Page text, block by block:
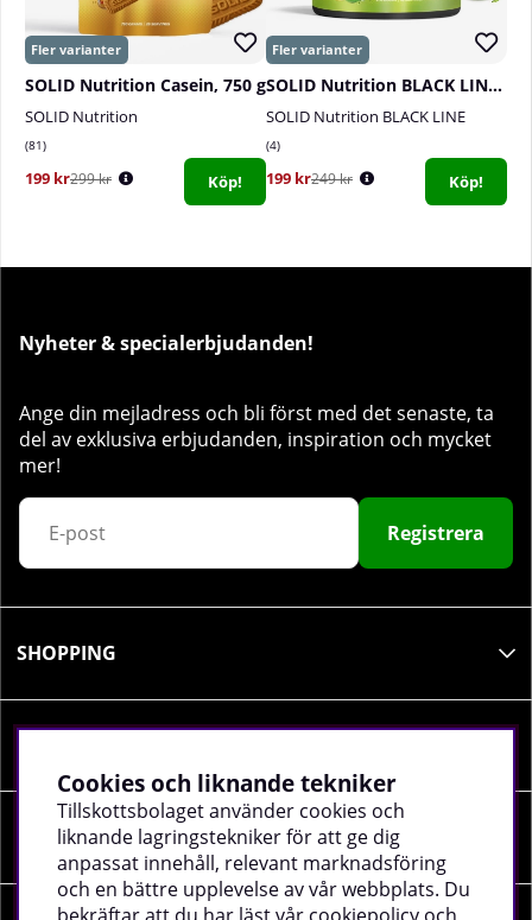
SOLID Nutrition Casein, 750 g
SOLID Nutrition
81
199 kr299 kr Köp!
SOLID Nutrition BLACK LINE Rehydrate, 270 g
SOLID Nutrition BLACK LINE
4
199 kr249 kr Köp!
Nyheter & specialerbjudanden!
Ange din mejladress och bli först med det senaste, ta
del av exklusiva erbjudanden, inspiration och mycket
mer!
Registrera
SHOPPING
SOCIALA MEDIER
Cookies och liknande tekniker
Tillskottsbolaget använder cookies och
liknande lagringstekniker för att ge dig
anpassat innehåll, relevant marknadsföring
och en bättre upplevelse av vår webbplats. Du